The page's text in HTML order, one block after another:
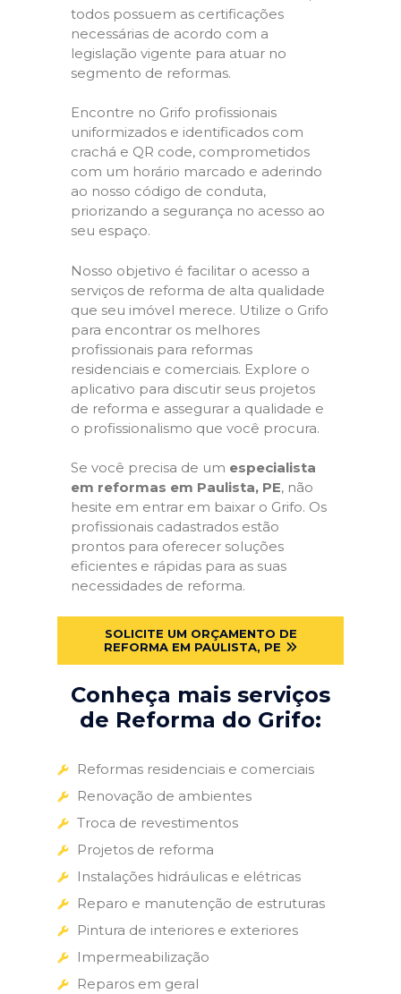
todos possuem as certificações
necessárias de acordo com a
legislação vigente para atuar no
segmento de reformas.
Encontre no Grifo profissionais
uniformizados e identificados com
crachá e QR code, comprometidos
com um horário marcado e aderindo
ao nosso código de conduta,
priorizando a segurança no acesso ao
seu espaço.
Nosso objetivo é facilitar o acesso a
serviços de reforma de alta qualidade
que seu imóvel merece. Utilize o Grifo
para encontrar os melhores
profissionais para reformas
residenciais e comerciais. Explore o
aplicativo para discutir seus projetos
de reforma e assegurar a qualidade e
o profissionalismo que você procura.
Se você precisa de um especialista
em reformas em Paulista, PE, não
hesite em entrar em baixar o Grifo. Os
profissionais cadastrados estão
prontos para oferecer soluções
eficientes e rápidas para as suas
necessidades de reforma.
SOLICITE UM ORÇAMENTO DE
REFORMA EM PAULISTA, PE
Conheça mais serviços
de Reforma do Grifo:
Reformas residenciais e comerciais
Renovação de ambientes
Troca de revestimentos
Projetos de reforma
Instalações hidráulicas e elétricas
Reparo e manutenção de estruturas
Pintura de interiores e exteriores
Impermeabilização
Reparos em geral